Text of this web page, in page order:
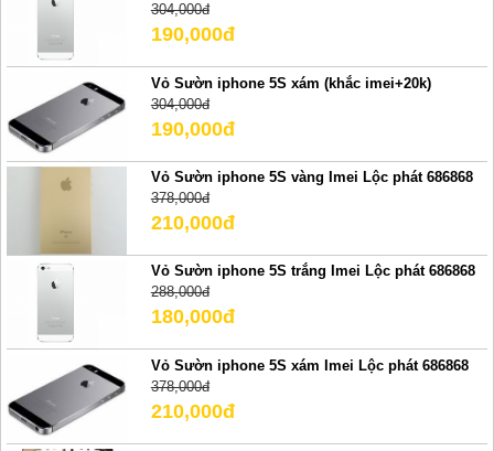
304,000đ
190,000đ
Vỏ Sườn iphone 5S xám (khắc imei+20k)
304,000đ
190,000đ
Vỏ Sườn iphone 5S vàng Imei Lộc phát 686868
378,000đ
210,000đ
Vỏ Sườn iphone 5S trắng Imei Lộc phát 686868
288,000đ
180,000đ
Vỏ Sườn iphone 5S xám Imei Lộc phát 686868
378,000đ
210,000đ